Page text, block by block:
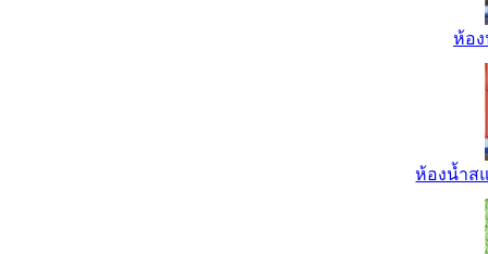
ห้อ
ห้องน้ำส